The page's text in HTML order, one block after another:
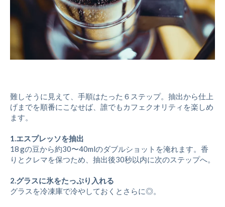
難しそうに見えて、手順はたった６ステップ。抽出から仕上
げまでを順番にこなせば、誰でもカフェクオリティを楽しめ
ます。
1.エスプレッソを抽出
18 gの豆から約30〜40mlのダブルショットを淹れます。香
りとクレマを保つため、抽出後30秒以内に次のステップへ。
2.グラスに氷をたっぷり入れる
グラスを冷凍庫で冷やしておくとさらに◎。